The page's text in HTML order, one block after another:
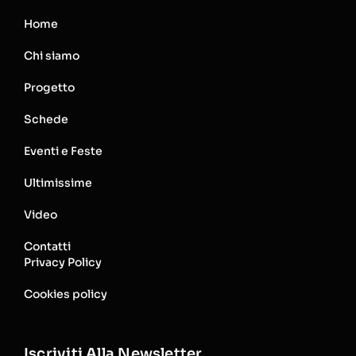
Home
Chi siamo
Progetto
Schede
Eventi e Feste
Ultimissime
Video
Contatti
Privacy Policy
Cookies policy